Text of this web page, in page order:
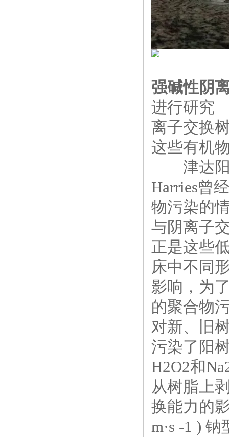
强碱性阴
进行研究
离子交换
这些有机
津达阳
Harries曾
物污染的
与阴离子
正是这些
床中不同
影响，为
的聚合物
对新、旧
污染了阳
H2O2和
从树脂上
换能力的
m·s -1 )